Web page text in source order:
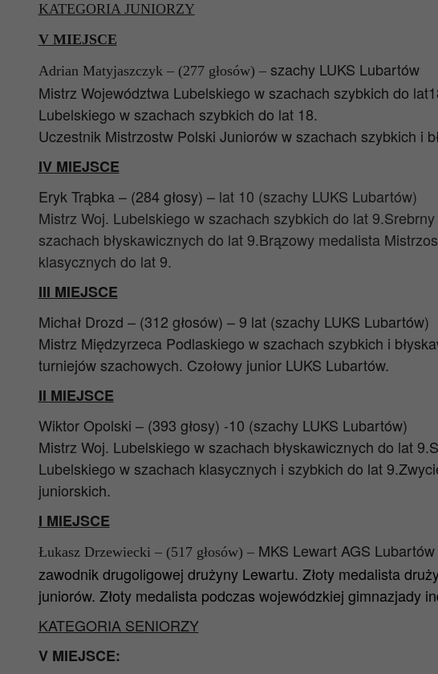
KATEGORIA JUNIORZY
V MIEJSCE
Adrian Matyjaszczyk – (277 głosów) – szachy LUKS Lubartów
Mistrz Województwa Lubelskiego w szachach szybkich do
Lubelskiego w szachach szybkich do lat 18.
Uczestnik Mistrzostw Polski Juniorów w szachach szybkich i
IV MIEJSCE
Eryk Trąbka – (284 głosy) – lat 10 (szachy LUKS Lubartów)
Mistrz Woj. Lubelskiego w szachach szybkich do lat
szachach błyskawicznych do lat 9.Brązowy medalista
klasycznych do lat 9.
III MIEJSCE
Michał Drozd – (312 głosów) – 9 lat (szachy LUKS Lubartów)
Mistrz Międzyrzeca Podlaskiego w szachach szybkich i
turniejów szachowych. Czołowy junior LUKS Lubartów.
II MIEJSCE
Wiktor Opolski – (393 głosy) -10 (szachy LUKS Lubartów)
Mistrz Woj. Lubelskiego w szachach błyskawicznych do lat
Lubelskiego w szachach klasycznych i szybkich do lat
juniorskich.
I MIEJSCE
Łukasz Drzewiecki – (517 głosów) – MKS Lewart AGS
zawodnik drugoligowej drużyny Lewartu. Złoty medalista
juniorów. Złoty medalista podczas wojewódzkiej gimnazjady
KATEGORIA SENIORZY
V MIEJSCE: